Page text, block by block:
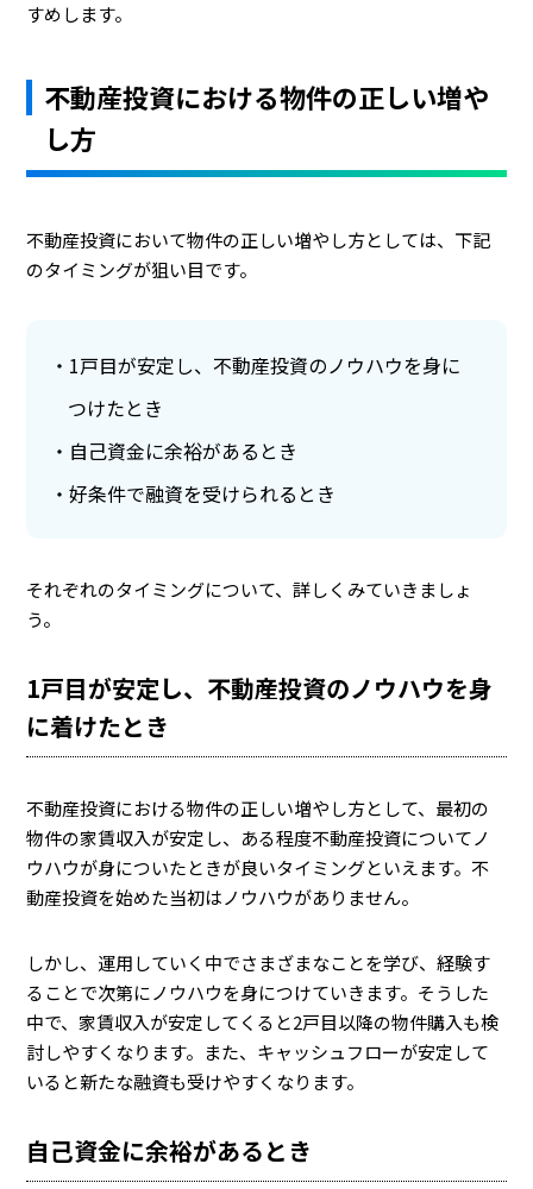
すめします。
不動産投資における物件の正しい増や
し方
不動産投資において物件の正しい増やし方としては、下記
のタイミングが狙い目です。
1戸目が安定し、不動産投資のノウハウを身に
つけたとき
自己資金に余裕があるとき
好条件で融資を受けられるとき
それぞれのタイミングについて、詳しくみていきましょ
う。
1戸目が安定し、不動産投資のノウハウを身
に着けたとき
不動産投資における物件の正しい増やし方として、最初の
物件の家賃収入が安定し、ある程度不動産投資についてノ
ウハウが身についたときが良いタイミングといえます。不
動産投資を始めた当初はノウハウがありません。
しかし、運用していく中でさまざまなことを学び、経験す
ることで次第にノウハウを身につけていきます。そうした
中で、家賃収入が安定してくると2戸目以降の物件購入も検
討しやすくなります。また、キャッシュフローが安定して
いると新たな融資も受けやすくなります。
自己資金に余裕があるとき